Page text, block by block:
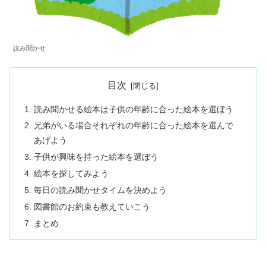
読み聞かせ
目次
読み聞かせる絵本は子供の年齢に合った絵本を選ぼう
兄弟がいる場合それぞれの年齢に合った絵本を選んで
あげよう
子供が興味を持った絵本を選ぼう
絵本を探してみよう
毎日の読み聞かせタイムを決めよう
図書館のお約束も教えていこう
まとめ